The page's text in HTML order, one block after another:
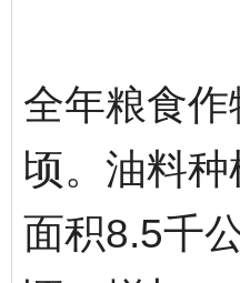
全年粮食
顷。油料
面积8.5千